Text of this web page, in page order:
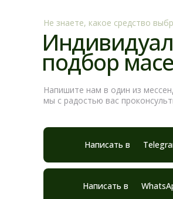
подбор
Напишите нам в один из
мы с радостью вас
Не знаете, какое средство
Написать в
Написать в